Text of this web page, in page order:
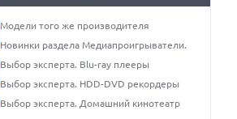
Модели того же производителя
Новинки раздела Медиапроигрыватели.
Выбор эксперта. Blu-ray плееры
Выбор эксперта. HDD-DVD рекордеры
Выбор эксперта. Домашний кинотеатр